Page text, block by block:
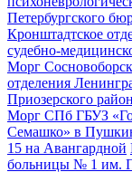
Петербургского
Кронштадтское
судебно-
Морг
отделения
Приозерского
Морг СПб ГБУЗ
Семашко» в
15 на Авангардной
больницы № 1 им.